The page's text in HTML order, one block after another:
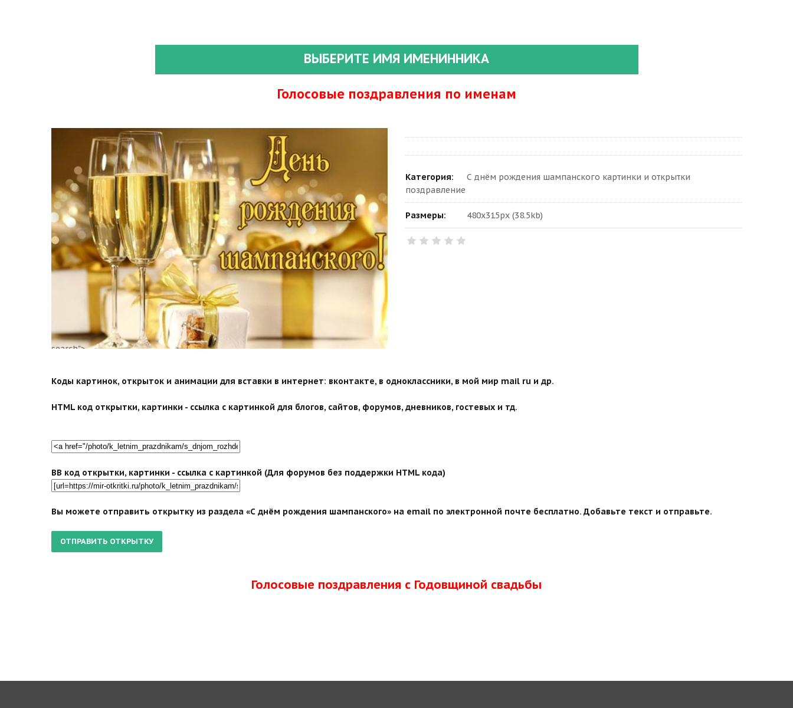
ВЫБЕРИТЕ ИМЯ ИМЕНИННИКА
Голосовые поздравления по именам
search">
Категория:
С днём рождения шампанского картинки и открытки
поздравление
Размеры: 480x315px (38.5kb)
Коды картинок, открыток и анимации для вставки в интернет: вконтакте, в одноклассники, в мой мир mail ru и др.
HTML код открытки, картинки - ссылка с картинкой для блогов, сайтов, форумов, дневников, гостевых и тд.
BB код открытки, картинки - ссылка с картинкой (Для форумов без поддержки HTML кода)
Вы можете отправить открытку из раздела «С днём рождения шампанского» на email по электронной почте бесплатно. Добавьте текст и отправьте.
Голосовые поздравления с Годовщиной свадьбы